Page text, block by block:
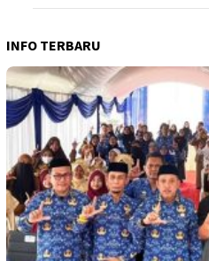
INFO TERBARU